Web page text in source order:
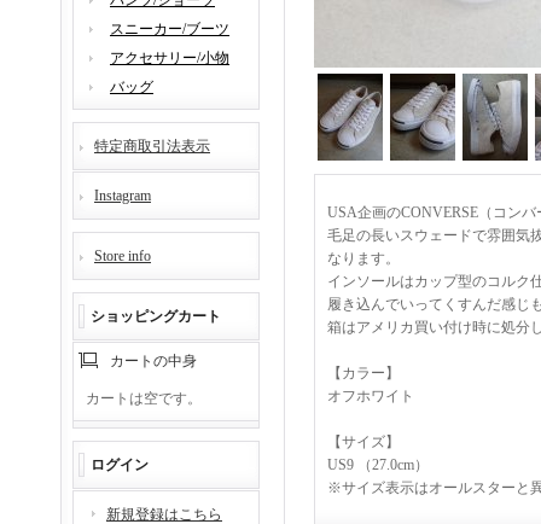
スニーカー/ブーツ
アクセサリー/小物
バッグ
特定商取引法表示
Instagram
Store info
ショッピングカート
カートの中身
カートは空です。
ログイン
新規登録はこちら
USA企画のCONVERSE（コン
毛足の長いスウェードで雰囲気
なります。
インソールはカップ型のコルク
履き込んでいってくすんだ感じ
箱はアメリカ買い付け時に処分
【カラー】
オフホワイト
【サイズ】
US9 （27.0cm）
※サイズ表示はオールスターと